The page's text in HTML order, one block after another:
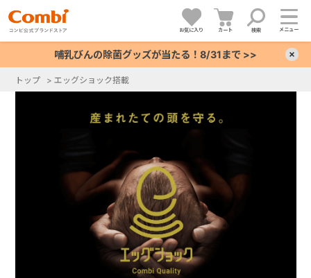
お気に入り カート 検索 メニュー
哺乳びんの除菌グッズが当たる！8/31まで >>
トップ > エッグショック搭載